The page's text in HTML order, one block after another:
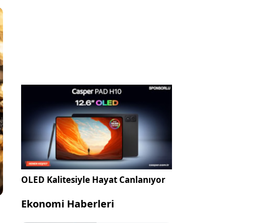
OLED Kalitesiyle Hayat Canlanıyor
Ekonomi Haberleri